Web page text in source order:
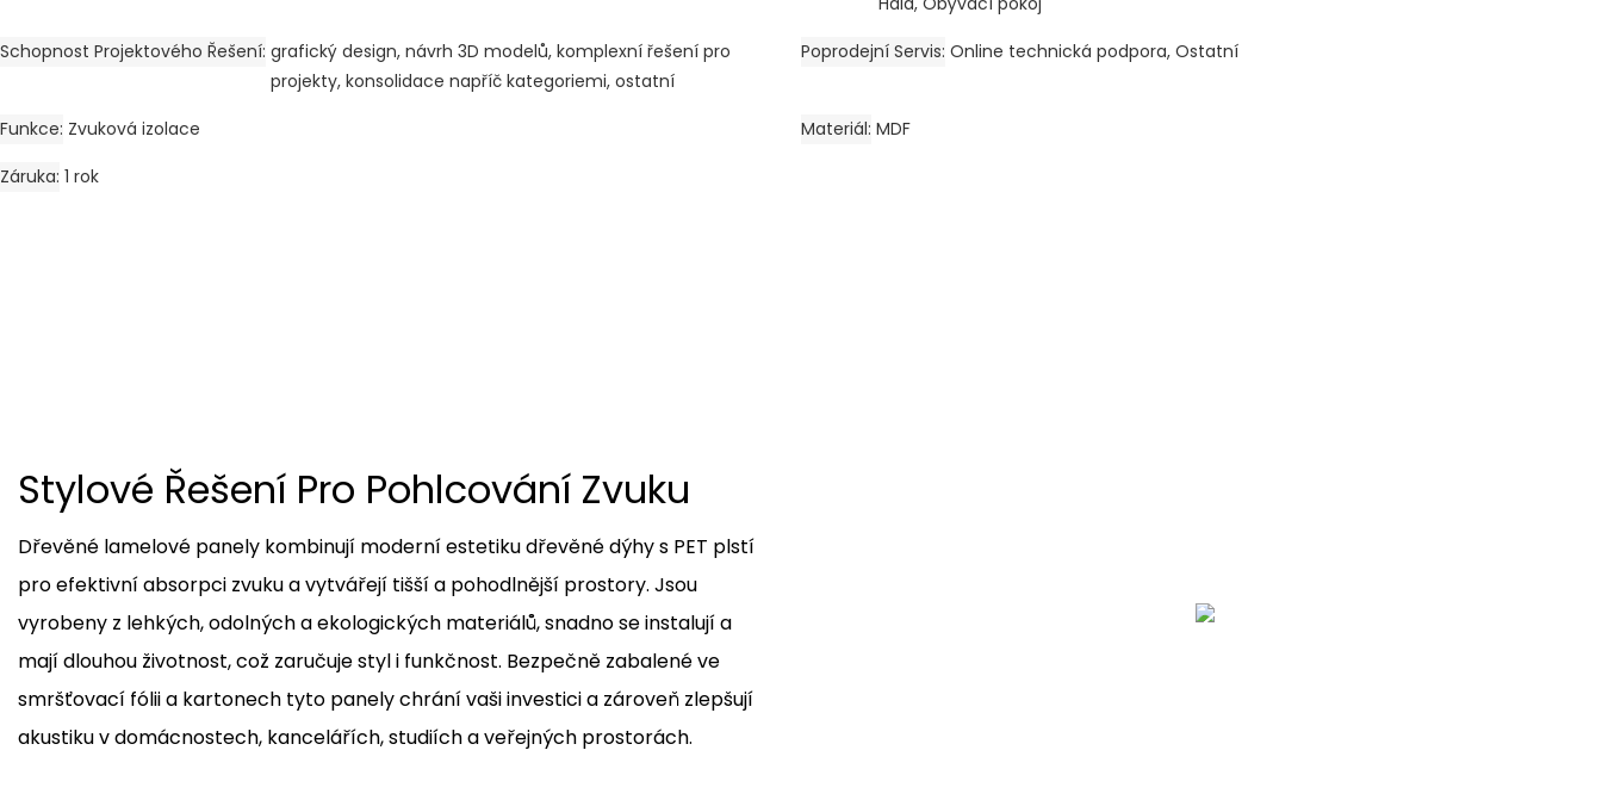
Schopnost Projektového Řešení grafický design, návrh 3D modelů, komplexní řešení pro
projekty, konsolidace napříč kategoriemi, ostatní
Poprodejní Servis Online technická podpora, Ostatní
Funkce Zvuková izolace Materiál MDF
Záruka 1 rok
Stylové Řešení Pro Pohlcování Zvuku
Dřevěné lamelové panely kombinují moderní estetiku dřevěné dýhy s PET plstí
pro efektivní absorpci zvuku a vytvářejí tišší a pohodlnější prostory. Jsou
vyrobeny z lehkých, odolných a ekologických materiálů, snadno se instalují a
mají dlouhou životnost, což zaručuje styl i funkčnost. Bezpečně zabalené ve
smršťovací fólii a kartonech tyto panely chrání vaši investici a zároveň zlepšují
akustiku v domácnostech, kancelářích, studiích a veřejných prostorách.